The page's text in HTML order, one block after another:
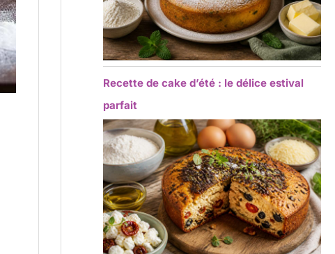
Recette de cake d’été : le délice estival
parfait